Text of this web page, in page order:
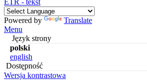
Powered by
Translate
Menu
Język strony
polski
english
Dostępność
Wersja kontrastowa